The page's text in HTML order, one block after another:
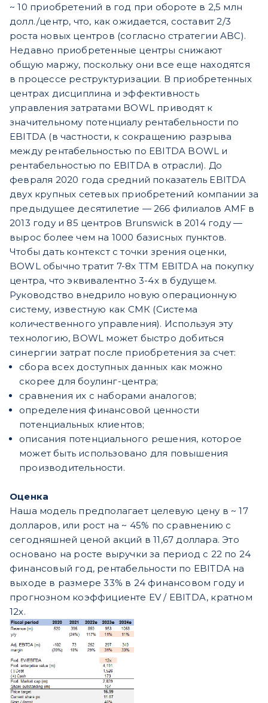
~ 10 приобретений в год при обороте в 2,5 млн
долл./центр, что, как ожидается, составит 2/3
роста новых центров (согласно стратегии ABC).
Недавно приобретенные центры снижают
общую маржу, поскольку они все еще находятся
в процессе реструктуризации. В приобретенных
центрах дисциплина и эффективность
управления затратами BOWL приводят к
значительному потенциалу рентабельности по
EBITDA (в частности, к сокращению разрыва
между рентабельностью по EBITDA BOWL и
рентабельностью по EBITDA в отрасли). До
февраля 2020 года средний показатель EBITDA
двух крупных сетевых приобретений компании за
предыдущее десятилетие — 266 филиалов AMF в
2013 году и 85 центров Brunswick в 2014 году —
вырос более чем на 1000 базисных пунктов.
Чтобы дать контекст с точки зрения оценки,
BOWL обычно тратит 7-8x TTM EBITDA на покупку
центра, что эквивалентно 3-4x в будущем.
Руководство внедрило новую операционную
систему, известную как СМК (Система
количественного управления). Используя эту
технологию, BOWL может быстро добиться
синергии затрат после приобретения за счет:
сбора всех доступных данных как можно
скорее для боулинг-центра;
сравнения их с наборами аналогов;
определения финансовой ценности
потенциальных клиентов;
описания потенциального решения, которое
может быть использовано для повышения
производительности.
Оценка
Наша модель предполагает целевую цену в ~ 17
долларов, или рост на ~ 45% по сравнению с
сегодняшней ценой акций в 11,67 доллара. Это
основано на росте выручки за период с 22 по 24
финансовый год, рентабельности по EBITDA на
выходе в размере 33% в 24 финансовом году и
прогнозном коэффициенте EV / EBITDA, кратном
12x.